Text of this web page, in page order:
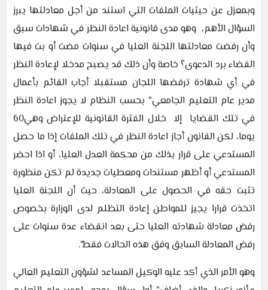
وبمعزل عن حيثيات الملفات التي استند من أجل معادلتها يبرز
السؤال الأهم، وهو مدى قانونية اعادة النظر في شهادات سبق
وأن رفضت معادلتها اللجنة العليا في سنوات مضت أو بت فيها
القضاء برد الدعوى؟ خاصة وأن ذلك قد يصبح مدخلا لإعادة النظر
في أي شهادة ترفضها اللجان مستقبلا أجاب القائم بأعمال
مدير عام التعليم الجامعي" بحسب النظام لا يجوز اعادة النظر
في تلك القضايا إلا خلال الفترة القانونية للإعتراض وهي60
يوما، لكن القانون أجاز اعادة النظر في تلك الملفات إذا ما حصل
المستدعي على قرار بذلك من محكمة العدل العليا، أو اذا احضر
المستدعي أو أظهر مستندات ومعطيات جديدة لم تكن منظورة
تثبت حقه في الحصول على المعادلة، حيث أن اللجنة العليا
اتخذت قرارا يجيز للمواطن إعادة التظلم لدى الوزارة بخصوص
رفض معادلة شهادته العليا حتى بعد انقضاء عدة سنوات على
رفض المعادلة السابق وفق هذه الحالات فقط".
وهو الأمر الذي أكد عليه الوكيل المساعد لشؤون التعليم العالي